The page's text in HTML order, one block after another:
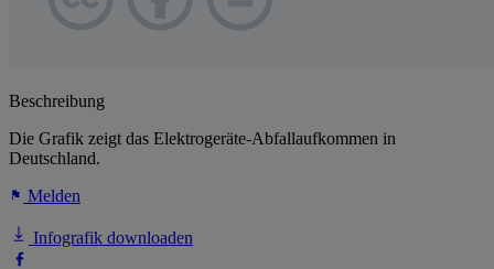
Beschreibung
Die Grafik zeigt das Elektrogeräte-Abfallaufkommen in
Deutschland.
Melden
Infografik downloaden